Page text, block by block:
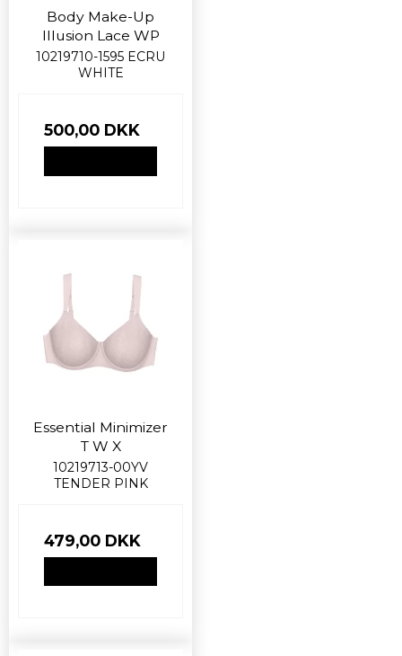
Body Make-Up
Illusion Lace WP
10219710-1595 ECRU
WHITE
500,00 DKK
Essential Minimizer
T W X
10219713-00YV
TENDER PINK
479,00 DKK